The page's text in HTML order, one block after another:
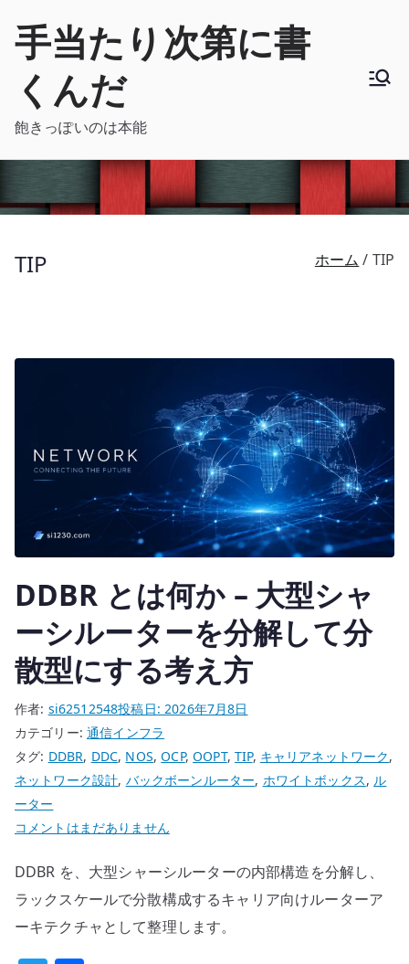
手当たり次第に書
くんだ
飽きっぽいのは本能
TIP ホーム TIP
DDBR とは何か – 大型シャ
ーシルーターを分解して分
散型にする考え方
作者: si62512548投稿日:2026年7月8日
カテゴリー:通信インフラ
タグ: DDBR, DDC, NOS,OCP,OOPT,TIP, キャリアネットワーク,
ネットワーク設計, バックボーンルーター, ホワイトボックス, ル
ーター
DDBR
は
何
か
コメントはまだありません
DDBR を、大型シャーシルーターの内部構造を分解し、
ラックスケールで分散構成するキャリア向けルーターア
ーキテクチャとして整理します。